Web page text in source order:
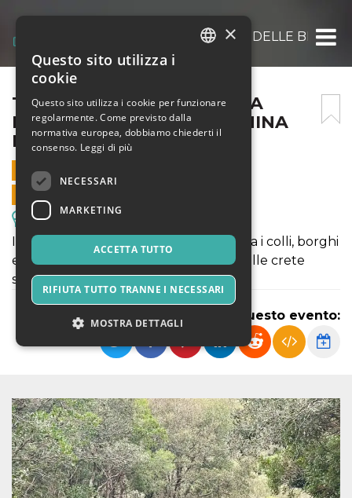
TREKKING ALLA SCOPERTA DELLE
TREKKING ALLA SCOPERTA
DELLE BIANCANE DI LEONINA
NELLE CRETE SENESI
9 GENNAIO 2025 - 09:30
VENDITE ONLINE TERMINATE
Escursioni & Visite Guidate
Itinerario storico-naturalistico a piedi tra i colli, borghi
e castelli nel caratteristico territorio delle crete
senesi
Condividi questo evento:
×
Questo sito utilizza i
cookie
Questo sito utilizza i cookie per funzionare
regolarmente. Come previsto dalla
normativa europea, dobbiamo chiederti il
consenso. Leggi di più
NECESSARI
MARKETING
ACCETTA TUTTO
RIFIUTA TUTTO TRANNE I NECESSARI
MOSTRA DETTAGLI
I cookie strettamente necessari o tecnici sono
indispensabili al funzionamento del sito. I
servizi qui presenti non potranno funzionare
senza.
Nome
Provider /
Dominio
Scadenza Descrizione